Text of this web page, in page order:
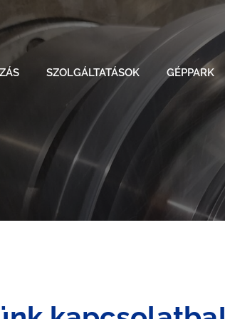
SZOLGÁLTATÁSOK GÉPPARK